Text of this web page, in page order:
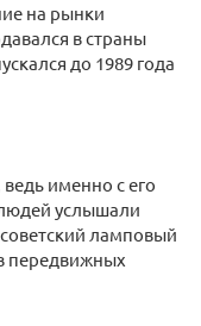
на рынки
в страны
до 1989 года
именно с его
услышали
ламповый
передвижных